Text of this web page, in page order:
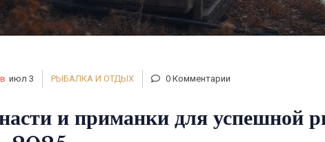
июл 3 РЫБАЛКА И ОТДЫХ 0 Комментарии
и приманки для успешной